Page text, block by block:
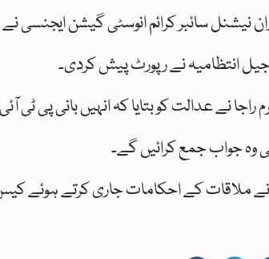
نیشنل سائبر کرائم انوسٹی گیشن
انتظامیہ نے رپورٹ پیش کردی۔
راجا نے عدالت کو بتایا کہ انہیں بانی پی
وہ جواب جمع کرائیں گے۔
نے ملاقات کے احکامات جاری کرتے ہوئے